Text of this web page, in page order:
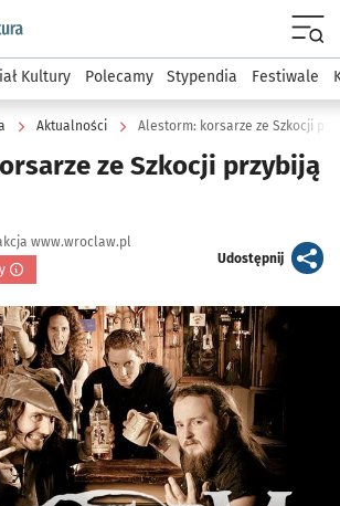
wroclaw.pl podserwis: Kultura
Kultury Polecamy Stypendia Festiwale
Aktualności Alestorm: korsarze ze Szkocji
ze Szkocji przybiją
www.wroclaw.pl
Udostępnijartykuł